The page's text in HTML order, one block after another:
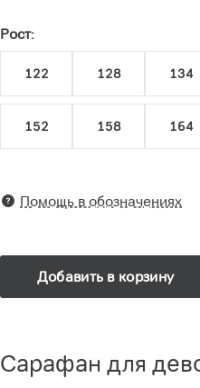
Рост:
122 128 134
152 158 164
Помощь в обозначениях
Добавить в корзину
Сарафан для